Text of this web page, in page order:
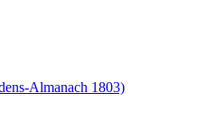
Almanach 1803)